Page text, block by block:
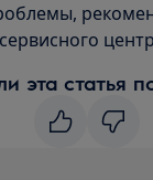
эта статья